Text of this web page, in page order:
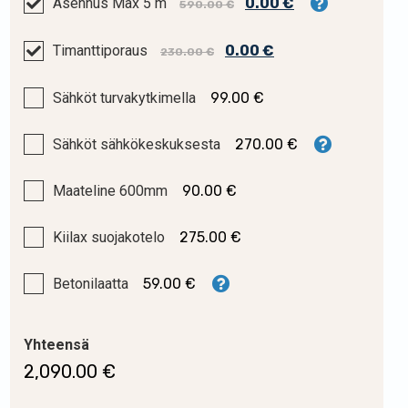
2,090.00 €.
590.00 €
Timanttiporaus 230.00 € 0.00 €
Sähköt turvakytkimella 99.00 €
Sähköt sähkökeskuksesta 270.00 €
Maateline 600mm 90.00 €
Kiilax suojakotelo 275.00 €
Betonilaatta 59.00 €
Yhteensä
2,090.00 €